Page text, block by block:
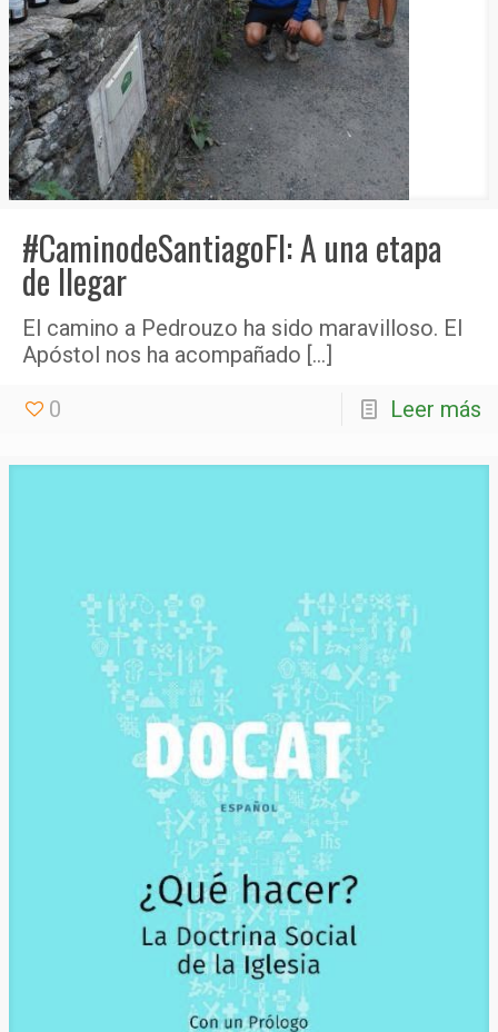
#CaminodeSantiagoFI: A una etapa
de llegar
El camino a Pedrouzo ha sido maravilloso. El
Apóstol nos ha acompañado […]
0 Leer más